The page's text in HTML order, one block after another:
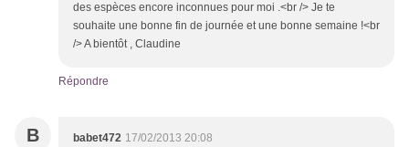
des espèces encore inconnues pour moi .<br /> Je te
souhaite une bonne fin de journée et une bonne semaine !<br
/> A bientôt , Claudine
Répondre
B babet472 17/02/2013 20:08